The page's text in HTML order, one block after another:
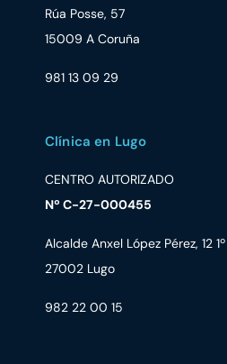
Rúa Posse, 57
15009 A Coruña
981 13 09 29
Clínica en Lugo
CENTRO AUTORIZADO
Nº C-27-000455
Alcalde Anxel López Pérez, 12
27002 Lugo
982 22 00 15